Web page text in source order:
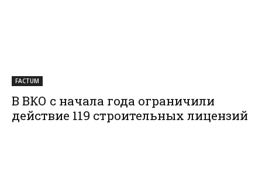
FACTUM
В ВКО с начала года ограничили
действие 119 строительных лицензий